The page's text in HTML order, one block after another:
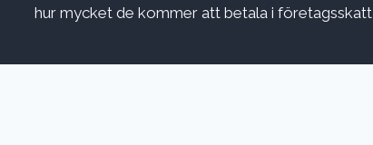
hur mycket de kommer att betala i företagsskatt